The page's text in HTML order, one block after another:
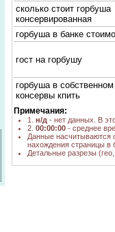
сколько стоит горбуша
консервированная
горбуша в банке
гост на горбушу
горбуша в собственном
консервы кпить
консервированная
производство в
горбуша
стоимость
Примечания:
1. н/д - нет данных. В
2. 00:00:00 - среднее
Данные насчитываются
нахождения страницы в
Детальные разрезы